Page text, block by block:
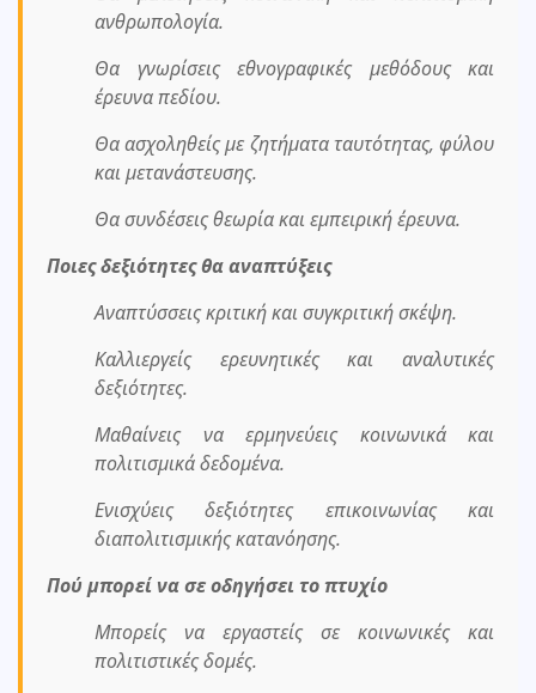
ανθρωπολογία.
Θα γνωρίσεις εθνογραφικές μεθόδους και
έρευνα πεδίου.
Θα ασχοληθείς με ζητήματα ταυτότητας, φύλου
και μετανάστευσης.
Θα συνδέσεις θεωρία και εμπειρική έρευνα.
Ποιες δεξιότητες θα αναπτύξεις
Αναπτύσσεις κριτική και συγκριτική σκέψη.
Καλλιεργείς ερευνητικές και αναλυτικές
δεξιότητες.
Μαθαίνεις να ερμηνεύεις κοινωνικά και
πολιτισμικά δεδομένα.
Ενισχύεις δεξιότητες επικοινωνίας και
διαπολιτισμικής κατανόησης.
Πού μπορεί να σε οδηγήσει το πτυχίο
Μπορείς να εργαστείς σε κοινωνικές και
πολιτιστικές δομές.